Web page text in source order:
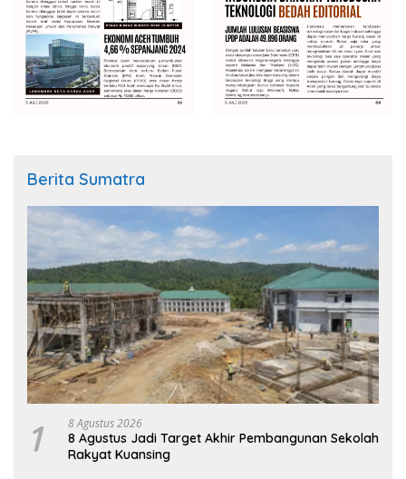
Berita Sumatra
1 8 Agustus 2026
8 Agustus Jadi Target Akhir Pembangunan Sekolah
Rakyat Kuansing